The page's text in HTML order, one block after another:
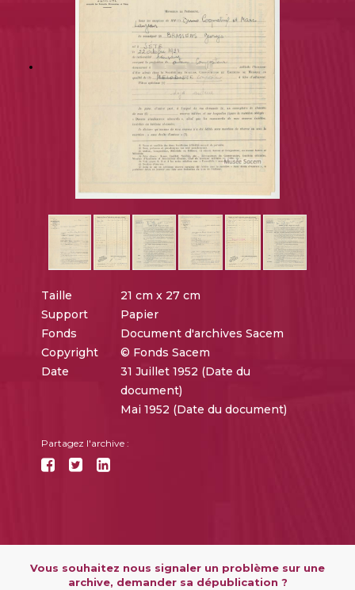
Taille
21 cm x 27 cm
Support
Papier
Fonds
Document d'archives Sacem
Copyright
© Fonds Sacem
Date
31 Juillet 1952 (Date du
document)
Mai 1952 (Date du document)
Partagez l'archive :
Vous souhaitez nous signaler un problème sur une
archive, demander sa dépublication ?